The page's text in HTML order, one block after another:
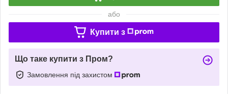
або
Купити з
Що таке купити з Пром?
Замовлення під захистом